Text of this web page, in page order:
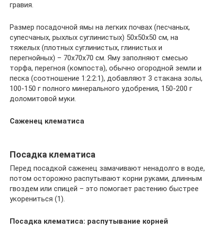
гравия.
Размер посадочной ямы на легких почвах (песчаных,
супесчаных, рыхлых суглинистых) 50х50х50 см, на
тяжелых (плотных суглинистых, глинистых и
перегнойных) – 70х70х70 см. Яму заполняют смесью
торфа, перегноя (компоста), обычно огородной земли и
песка (соотношение 1:2:2:1), добавляют 3 стакана золы,
100-150 г полного минерального удобрения, 150-200 г
доломитовой муки.
Саженец клематиса
Посадка клематиса
Перед посадкой саженец замачивают ненадолго в воде,
потом осторожно распутывают корни руками, длинным
гвоздем или спицей – это помогает растению быстрее
укорениться (1).
Посадка клематиса: распутывание корней